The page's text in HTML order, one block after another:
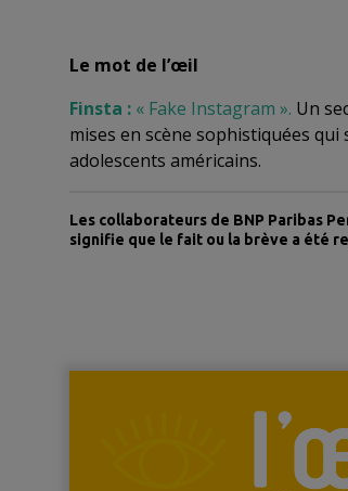
Le mot de l’œil
Finsta : « Fake Instagram ». Un
mises en scène sophistiquées
adolescents américains.
Les collaborateurs de BNP Paribas
signifie que le fait ou la brève a été